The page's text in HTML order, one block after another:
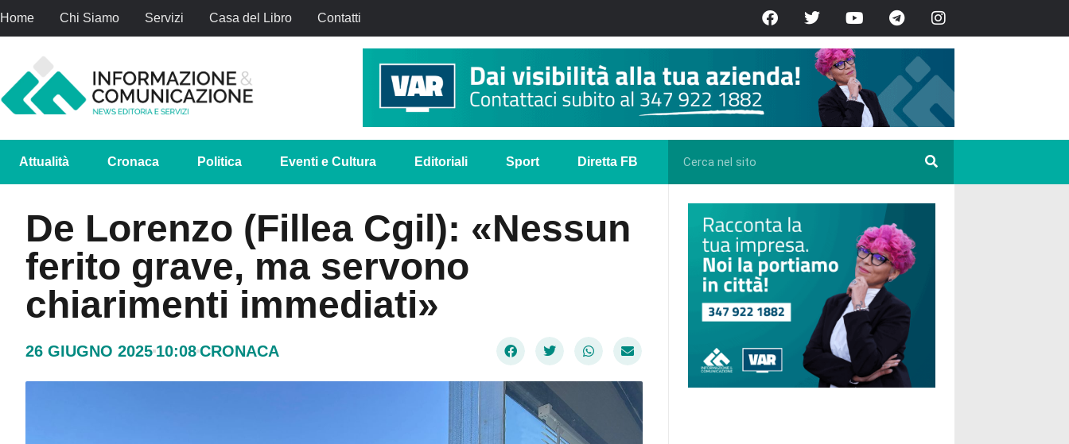
Home Chi Siamo Servizi Casa del Libro Contatti
Attualità Cronaca Politica Eventi e Cultura Editoriali Sport Diretta FB
De Lorenzo (Fillea Cgil): «Nessun
ferito grave, ma servono
chiarimenti immediati»
26 GIUGNO 2025 10:08CRONACA